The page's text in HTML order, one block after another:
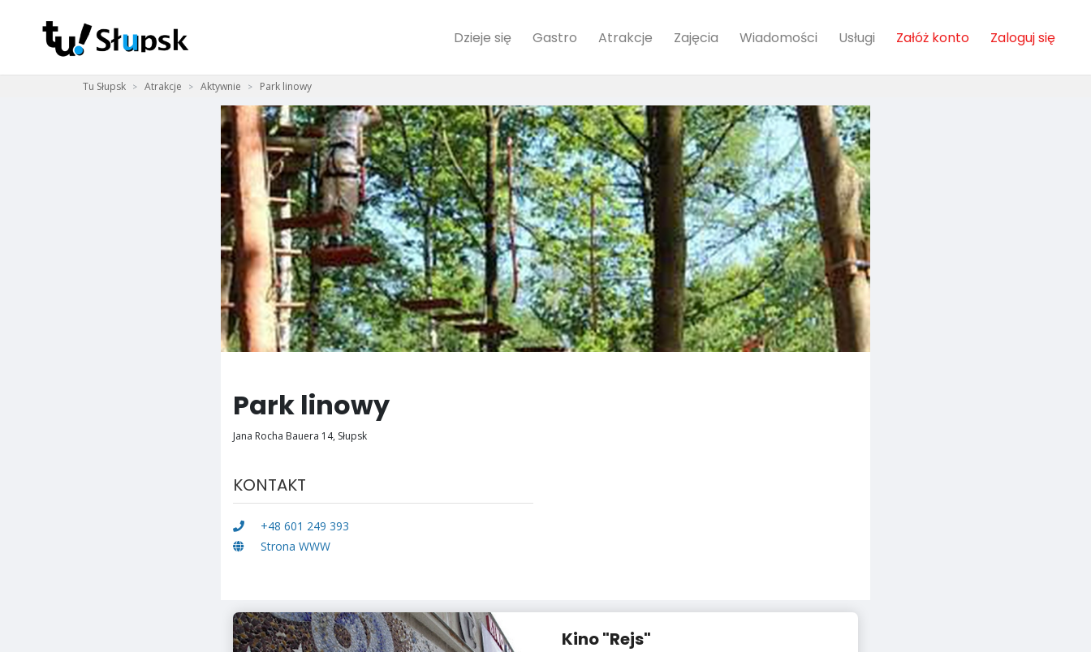
Dzieje się Gastro Atrakcje Zajęcia Wiadomości Usługi Załóż konto Zaloguj się
Tu Słupsk Atrakcje Aktywnie Park linowy
Park linowy
Jana Rocha Bauera 14, Słupsk
KONTAKT
+48 601 249 393
Strona WWW
Kino "Rejs"